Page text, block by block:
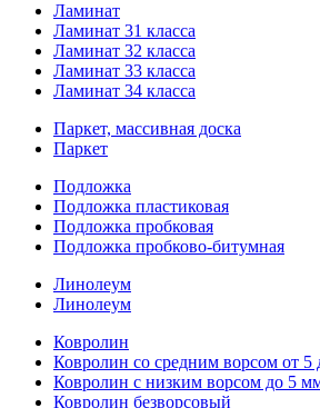
Ламинат
Ламинат 31 класса
Ламинат 32 класса
Ламинат 33 класса
Ламинат 34 класса
Паркет, массивная доска
Паркет
Подложка
Подложка пластиковая
Подложка пробковая
Подложка пробково-битумная
Линолеум
Линолеум
Ковролин
Ковролин со средним ворсом от 5
Ковролин с низким ворсом до 5
Ковролин безворсовый